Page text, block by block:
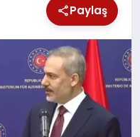
Paylaş